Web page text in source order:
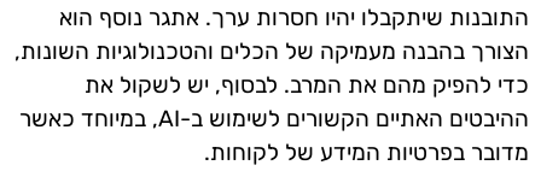
התובנות שיתקבלו יהיו חסרות ערך. אתגר נוסף הוא
הצורך בהבנה מעמיקה של הכלים והטכנולוגיות השונות,
כדי להפיק מהם את המרב. לבסוף, יש לשקול את
ההיבטים האתיים הקשורים לשימוש ב-AI, במיוחד כאשר
מדובר בפרטיות המידע של לקוחות.